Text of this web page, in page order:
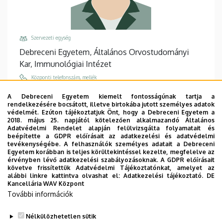
Szervezeti egység
Debreceni Egyetem, Általános Orvostudományi
Kar, Immunológiai Intézet
Központi telefonszám, mellék
Email
szollosi.attila@med.unideb.hu
Cím
4032 Debrecen, Egyetem tér 1.
Épület, emelet, ajtó
Élettudományi labor épület, 2. emelet, 2.203
Tudóstér profil
A Debreceni Egyetem kiemelt fontosságúnak tartja a
rendelkezésére bocsátott, illetve birtokába jutott személyes adatok
védelmét. Ezúton tájékoztatjuk Önt, hogy a Debreceni Egyetem a
2018. május 25. napjától kötelezően alkalmazandó Általános
Adatvédelmi Rendelet alapján felülvizsgálta folyamatait és
beépítette a GDPR előírásait az adatkezelési és adatvédelmi
tevékenységébe. A felhasználók személyes adatait a Debreceni
Egyetem korábban is teljes körültekintéssel kezelte, megfelelve az
érvényben lévő adatkezelési szabályozásoknak. A GDPR előírásait
követve frissítettük Adatvédelmi Tájékoztatónkat, amelyet az
alábbi linkre kattintva olvashat el:Adatkezelési tájékoztató. DE
Kancellária WAV Központ
További információk
Nélkülözhetetlen sütik